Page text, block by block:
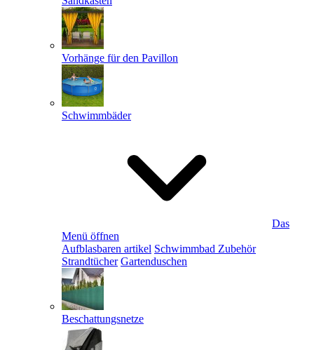
Vorhänge für den Pavillon
Schwimmbäder
Das
Menü öffnen
Aufblasbaren artikel Schwimmbad Zubehör
Strandtücher Gartenduschen
Beschattungsnetze